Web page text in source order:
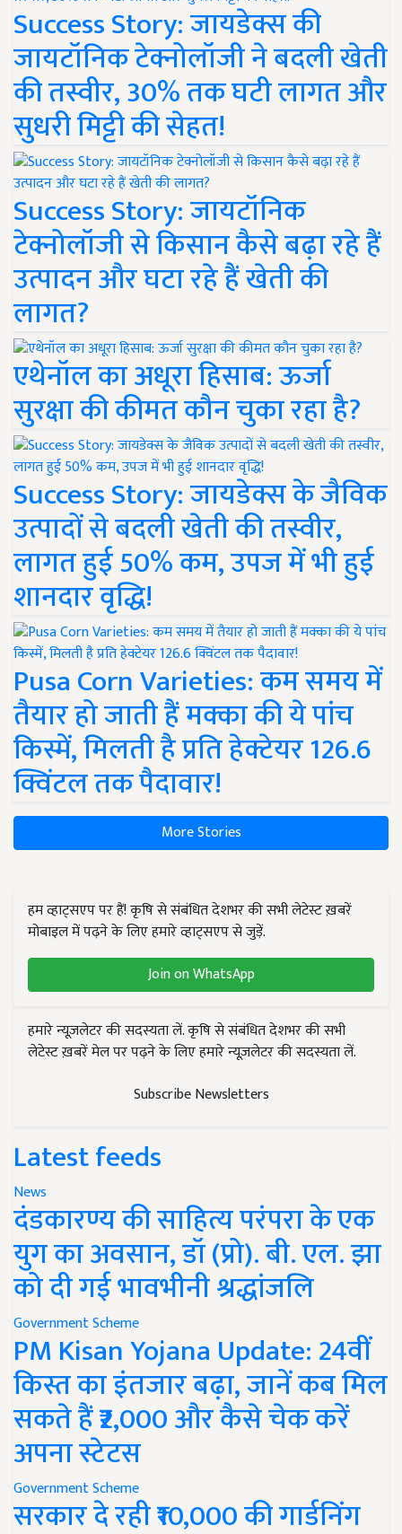
Success Story: जायडेक्स की
जायटॉनिक टेक्नोलॉजी ने बदली खेती
की तस्वीर, 30% तक घटी लागत और
सुधरी मिट्टी की सेहत!
Success Story: जायटॉनिक
टेक्नोलॉजी से किसान कैसे बढ़ा रहे हैं
उत्पादन और घटा रहे हैं खेती की
लागत?
एथेनॉल का अधूरा हिसाब: ऊर्जा
सुरक्षा की कीमत कौन चुका रहा है?
Success Story: जायडेक्स के जैविक
उत्पादों से बदली खेती की तस्वीर,
लागत हुई 50% कम, उपज में भी हुई
शानदार वृद्धि!
Pusa Corn Varieties: कम समय में
तैयार हो जाती हैं मक्का की ये पांच
किस्में, मिलती है प्रति हेक्टेयर 126.6
क्विंटल तक पैदावार!
More Stories
हम व्हाट्सएप पर हैं! कृषि से संबंधित देशभर की सभी लेटेस्ट ख़बरें
मोबाइल में पढ़ने के लिए हमारे व्हाट्सएप से जुड़ें.
Join on WhatsApp
हमारे न्यूज़लेटर की सदस्यता लें. कृषि से संबंधित देशभर की सभी
लेटेस्ट ख़बरें मेल पर पढ़ने के लिए हमारे न्यूज़लेटर की सदस्यता लें.
Subscribe Newsletters
Latest feeds
News
दंडकारण्य की साहित्य परंपरा के एक
युग का अवसान, डॉ (प्रो). बी. एल. झा
को दी गई भावभीनी श्रद्धांजलि
Government Scheme
PM Kisan Yojana Update: 24वीं
किस्त का इंतजार बढ़ा, जानें कब मिल
सकते हैं ₹2,000 और कैसे चेक करें
अपना स्टेटस
Government Scheme
सरकार दे रही ₹10,000 की गार्डनिंग